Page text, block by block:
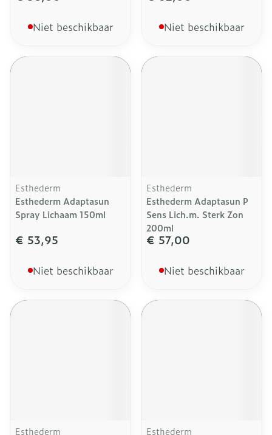
Niet beschikbaar Niet beschikbaar
Esthederm
Esthederm Adaptasun
Spray Lichaam 150ml
€ 53,95
Niet beschikbaar
Esthederm
Esthederm Adaptasun P
Sens Lich.m. Sterk Zon
200ml
€ 57,00
Niet beschikbaar
Esthederm
Esthederm